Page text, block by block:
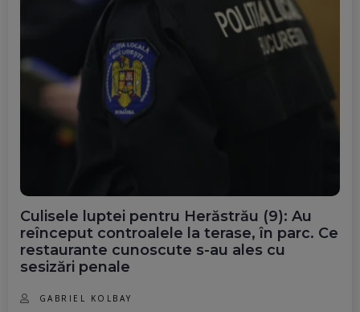
Culisele luptei pentru Herăstrău (9): Au
reînceput controalele la terase, în parc. Ce
restaurante cunoscute s-au ales cu
sesizări penale
GABRIEL KOLBAY